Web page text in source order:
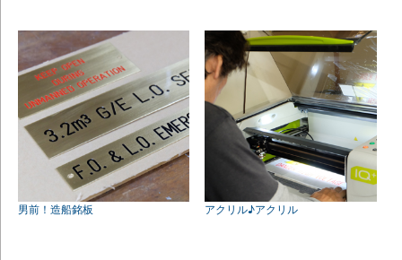
男前！造船銘板 アクリル♪アクリル